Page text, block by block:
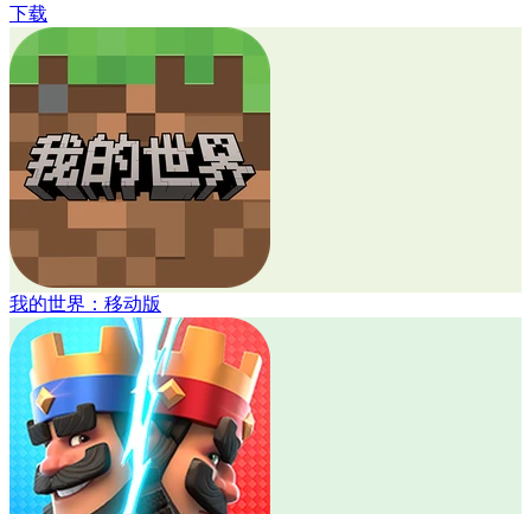
下载
我的世界：移动版